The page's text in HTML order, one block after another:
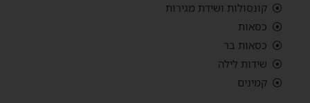
קונסולות ושידת מגירות
כסאות
כסאות בר
שידות לילה
קמינים